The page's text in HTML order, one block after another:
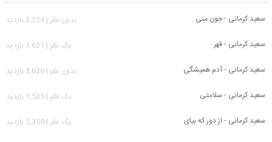
سعید کرمانی - جون منی
بدون نظر | 3,334 بازدید
سعید کرمانی - قهر
يک نظر | 1,631 بازدید
سعید کرمانی - آدم همیشگی
بدون نظر | 3,626 بازدید
سعید کرمانی - سلامتی
يک نظر | 1,535 بازدید
سعید کرمانی - از دور که بیای
يک نظر | 3,359 بازدید